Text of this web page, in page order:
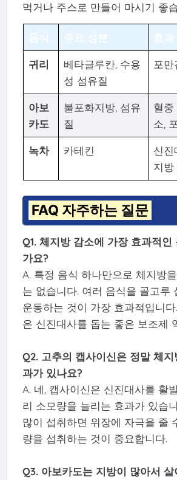
먹거나 주스로 만들어 마시기 좋
음식 주요 성분 효과
귀리
베타글루칸, 수용
성 섬유질
포만
아보
카도
불포화지방, 섬유
질
혈중
소,
녹차 카테킨
신진
지방
FAQ 자주하는 질문
Q1. 체지방 감소에 가장 효과적인
가요?
A. 특정 음식 하나만으로 체지방
는 없습니다. 여러 음식을 골고루
운동하는 것이 가장 효과적입니
은 신진대사를 돕는 좋은 보조제
Q2. 고추의 캡사이신은 정말 체
과가 있나요?
A. 네, 캡사이신은 신진대사를 활
리 소모량을 늘리는 효과가 있습
많이 섭취하면 위장에 자극을 줄
량을 섭취하는 것이 중요합니다.
Q3. 아보카도는 지방이 많아서